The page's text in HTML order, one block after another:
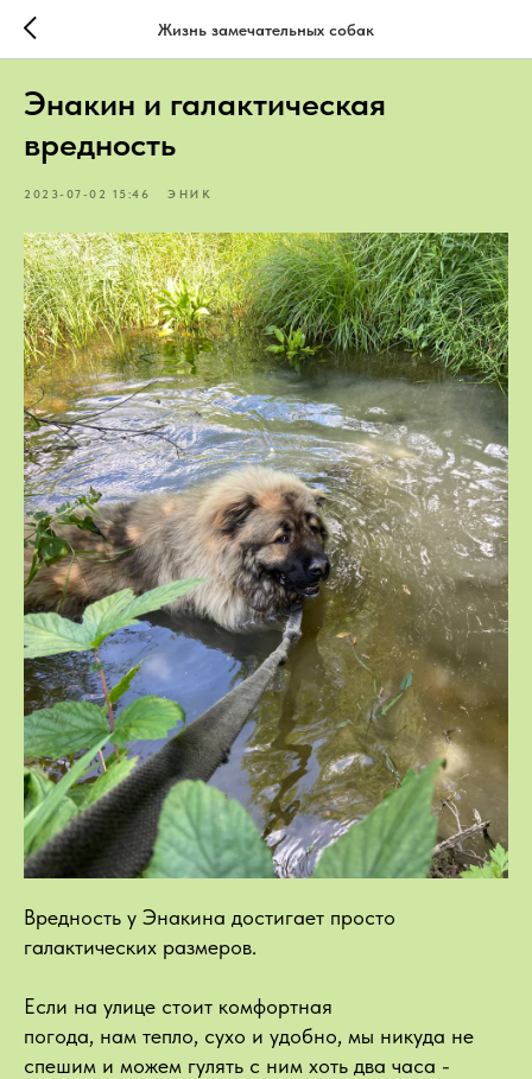
Жизнь замечательных собак
Энакин и галактическая
вредность
2023-07-02 15:46 ЭНИК
Вредность у Энакина достигает просто
галактических размеров.
Если на улице стоит комфортная
погода, нам тепло, сухо и удобно, мы никуда не
спешим и можем гулять с ним хоть два часа -